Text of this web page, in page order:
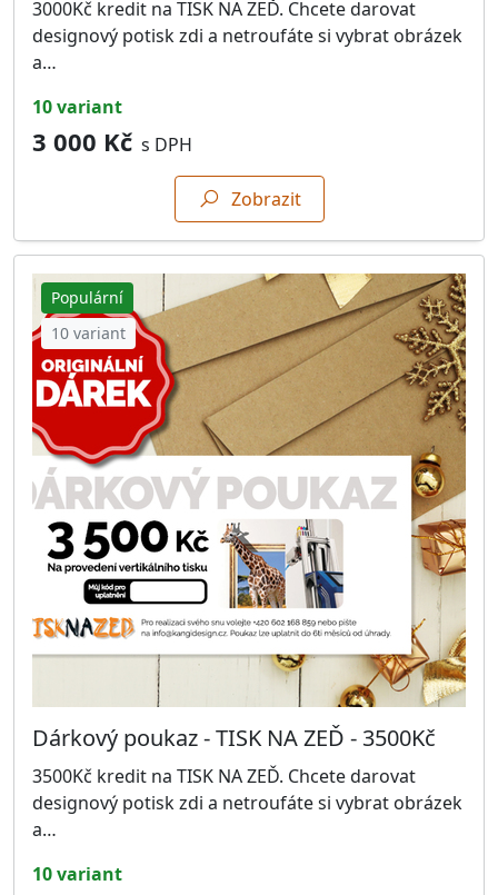
3000Kč kredit na TISK NA ZEĎ. Chcete darovat
designový potisk zdi a netroufáte si vybrat obrázek
a…
10 variant
3 000 Kč s DPH
Zobrazit
Populární
10 variant
Dárkový poukaz - TISK NA ZEĎ - 3500Kč
3500Kč kredit na TISK NA ZEĎ. Chcete darovat
designový potisk zdi a netroufáte si vybrat obrázek
a…
10 variant